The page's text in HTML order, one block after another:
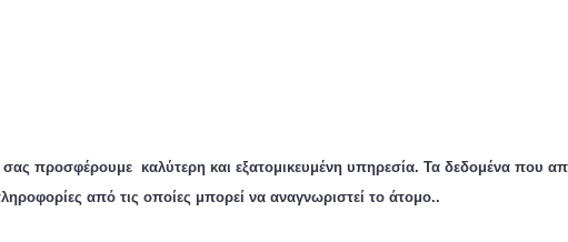
προσφέρουμε καλύτερη και εξατομικευμένη υπηρεσία. Τα δεδομένα που
από τις οποίες μπορεί να αναγνωριστεί το άτομο..